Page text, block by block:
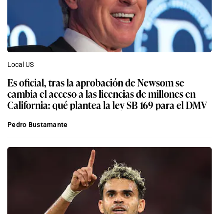
Local US
Es oficial, tras la aprobación de Newsom se
cambia el acceso a las licencias de millones en
California: qué plantea la ley SB 169 para el DMV
Pedro Bustamante